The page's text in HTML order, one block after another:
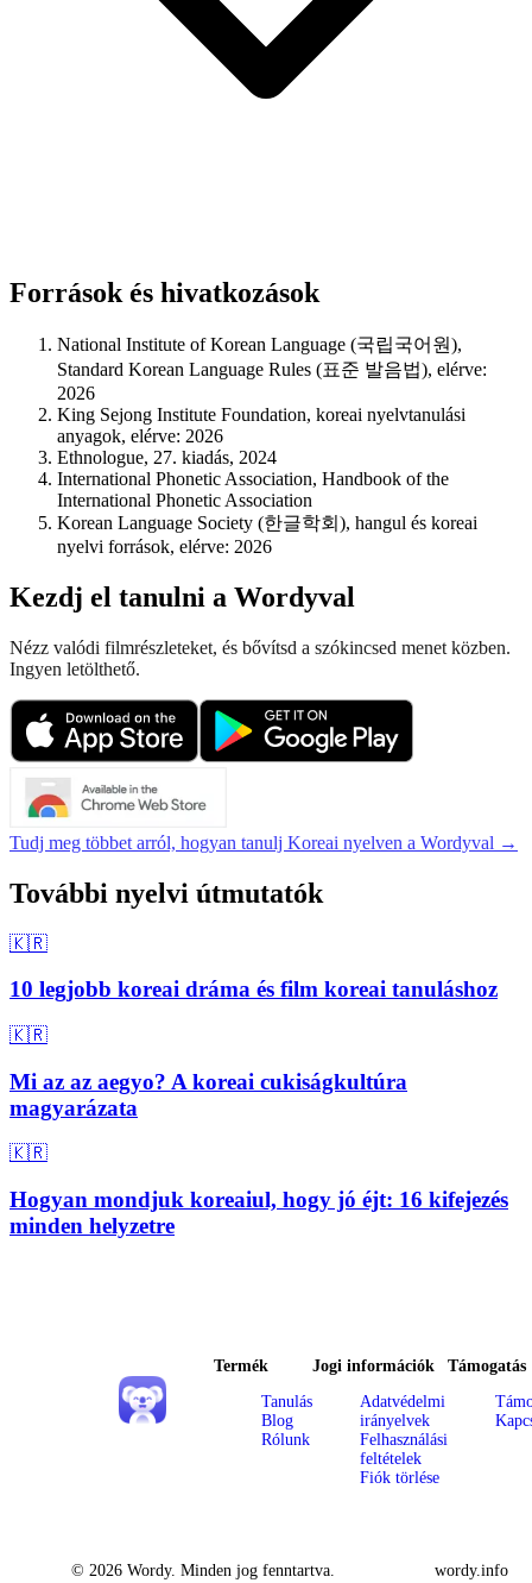
Források és hivatkozások
National Institute of Korean Language (국립국어원),
Standard Korean Language Rules (표준 발음법), elérve:
2026
King Sejong Institute Foundation, koreai nyelvtanulási
anyagok, elérve: 2026
Ethnologue, 27. kiadás, 2024
International Phonetic Association, Handbook of the
International Phonetic Association
Korean Language Society (한글학회), hangul és koreai
nyelvi források, elérve: 2026
Kezdj el tanulni a Wordyval
Nézz valódi filmrészleteket, és bővítsd a szókincsed menet közben.
Ingyen letölthető.
Tudj meg többet arról, hogyan tanulj Koreai nyelven a Wordyval →
További nyelvi útmutatók
🇰🇷
10 legjobb koreai dráma és film koreai tanuláshoz
🇰🇷
Mi az az aegyo? A koreai cukiságkultúra
magyarázata
🇰🇷
Hogyan mondjuk koreaiul, hogy jó éjt: 16 kifejezés
minden helyzetre
Termék
Tanulás
Blog
Rólunk
Jogi információk
Adatvédelmi
irányelvek
Felhasználási
feltételek
Fiók törlése
Támogatás
© 2026 Wordy. Minden jog fenntartva. wordy.info